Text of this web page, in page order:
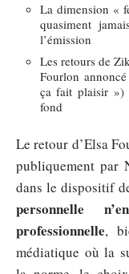
La dimension «
quasiment
l’émission
Les retours de
Fourlon
ça fait plaisir »)
fond
Le retour d’Elsa
publiquement par
dans le dispositif
personnelle
professionnelle,
médiatique où la